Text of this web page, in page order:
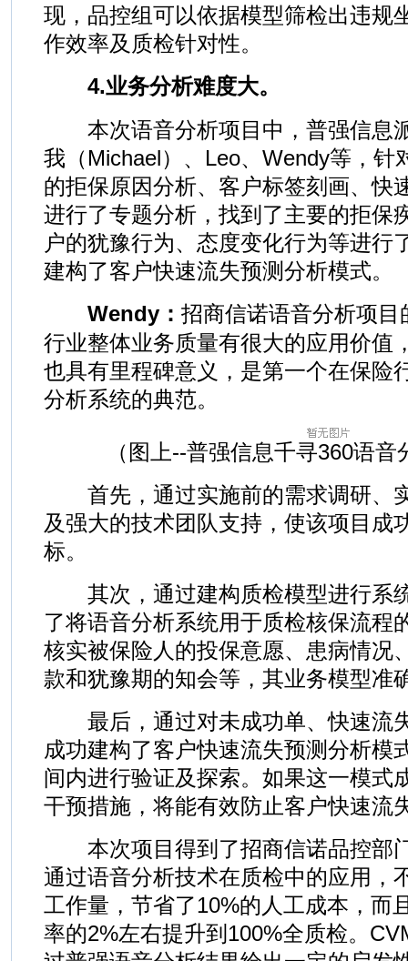
现，品控组可以依据模型筛检出违规
作效率及质检针对性。
4.业务分析难度大。
本次语音分析项目中，普强信息
我（Michael）、Leo、Wendy等，针
的拒保原因分析、客户标签刻画、快
进行了专题分析，找到了主要的拒保
户的犹豫行为、态度变化行为等进行
建构了客户快速流失预测分析模式。
Wendy： 招商信诺语音分析项
行业整体业务质量有很大的应用价值
也具有里程碑意义，是第一个在保险
分析系统的典范。
（图上--普强信息千寻360语
首先，通过实施前的需求调研、
及强大的技术团队支持，使该项目成
标。
其次，通过建构质检模型进行系
了将语音分析系统用于质检核保流程
核实被保险人的投保意愿、患病情况
款和犹豫期的知会等，其业务模型准
最后，通过对未成功单、快速流
成功建构了客户快速流失预测分析模
间内进行验证及探索。如果这一模式
干预措施，将能有效防止客户快速流
本次项目得到了招商信诺品控部
通过语音分析技术在质检中的应用，
工作量，节省了10%的人工成本，而
率的2%左右提升到100%全质检。